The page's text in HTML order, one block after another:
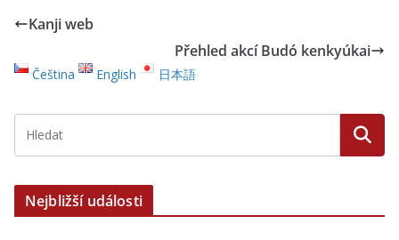
Kanji web
Přehled akcí Budó kenkyúkai
Čeština English 日本語
Nejbližší události